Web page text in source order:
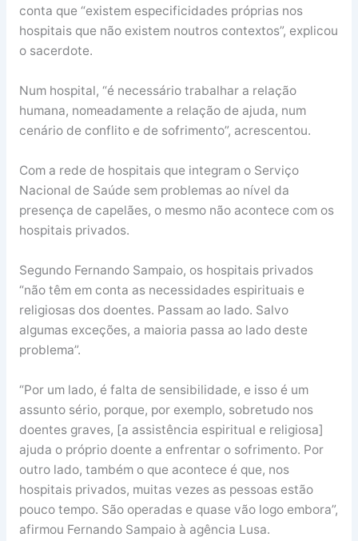
conta que “existem especificidades próprias nos
hospitais que não existem noutros contextos”, explicou
o sacerdote.
Num hospital, “é necessário trabalhar a relação
humana, nomeadamente a relação de ajuda, num
cenário de conflito e de sofrimento”, acrescentou.
Com a rede de hospitais que integram o Serviço
Nacional de Saúde sem problemas ao nível da
presença de capelães, o mesmo não acontece com os
hospitais privados.
Segundo Fernando Sampaio, os hospitais privados
“não têm em conta as necessidades espirituais e
religiosas dos doentes. Passam ao lado. Salvo
algumas exceções, a maioria passa ao lado deste
problema”.
“Por um lado, é falta de sensibilidade, e isso é um
assunto sério, porque, por exemplo, sobretudo nos
doentes graves, [a assistência espiritual e religiosa]
ajuda o próprio doente a enfrentar o sofrimento. Por
outro lado, também o que acontece é que, nos
hospitais privados, muitas vezes as pessoas estão
pouco tempo. São operadas e quase vão logo embora”,
afirmou Fernando Sampaio à agência Lusa.